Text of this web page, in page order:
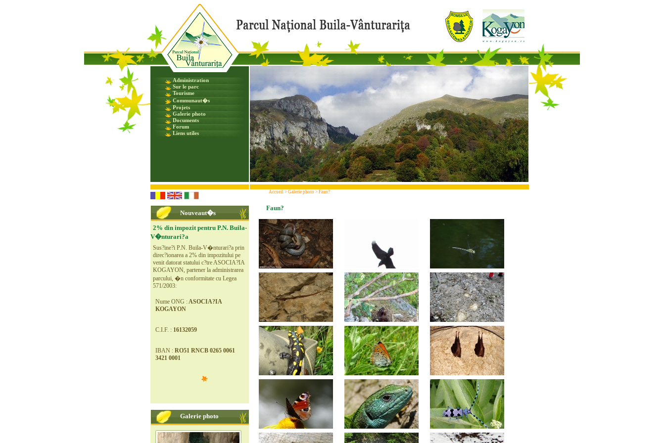
Administration
Sur le parc
Tourisme
Communaut�s
Projets
Galerie photo
Documents
Forum
Liens utiles
Nouveaut�s
2% din impozit pentru P.N. Buila-
V�nturari?a
Sus?ine?i P.N. Buila-V�nturari?a prin
direc?ionarea a 2% din impozitului pe
venit datorat statului c?tre ASOCIA?IA
KOGAYON, partener la administrarea
parcului, �n conformitate cu Legea
571/2003:
Nume ONG : ASOCIA?IA
KOGAYON
C.I.F. : 16132059
IBAN : RO51 RNCB 0265 0061
3421 0001
Galerie photo
Accueil > Galerie photo > Faun?
Faun?